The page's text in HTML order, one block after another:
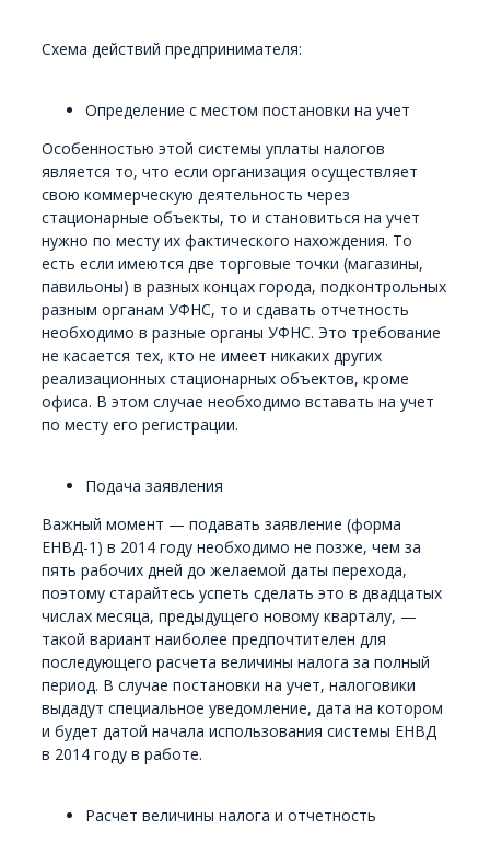
Схема действий предпринимателя:
Определение с местом постановки на учет
Особенностью этой системы уплаты налогов
является то, что если организация осуществляет
свою коммерческую деятельность через
стационарные объекты, то и становиться на учет
нужно по месту их фактического нахождения. То
есть если имеются две торговые точки (магазины,
павильоны) в разных концах города, подконтрольных
разным органам УФНС, то и сдавать отчетность
необходимо в разные органы УФНС. Это требование
не касается тех, кто не имеет никаких других
реализационных стационарных объектов, кроме
офиса. В этом случае необходимо вставать на учет
по месту его регистрации.
Подача заявления
Важный момент — подавать заявление (форма
ЕНВД-1) в 2014 году необходимо не позже, чем за
пять рабочих дней до желаемой даты перехода,
поэтому старайтесь успеть сделать это в двадцатых
числах месяца, предыдущего новому кварталу, —
такой вариант наиболее предпочтителен для
последующего расчета величины налога за полный
период. В случае постановки на учет, налоговики
выдадут специальное уведомление, дата на котором
и будет датой начала использования системы ЕНВД
в 2014 году в работе.
Расчет величины налога и отчетность